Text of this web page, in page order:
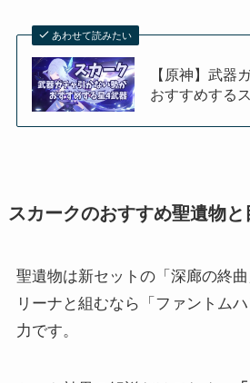
あわせて読みたい
【原神】武器
おすすめする
スカークのおすすめ聖遺物
聖遺物は新セットの「深廊の終
リーナと組むなら「ファントム
力です。